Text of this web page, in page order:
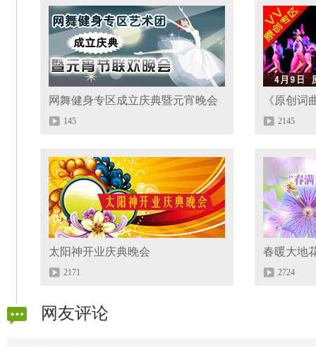
网舞健身专区成立庆典暨元宵晚会
145
《原创词
2145
太阳神开业庆典晚会
2171 2724
网友评论